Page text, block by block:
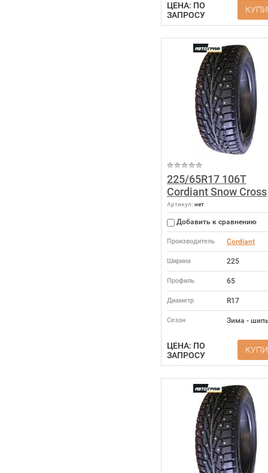
ЦЕНА: ПО
ЗАПРОСУ
225/65R17 106T
Cordiant Snow Cross
Артикул: нет
Добавить к сравнению
Производитель Cordiant
Ширина 225
Профиль 65
Диаметр R17
Сезон Зима -
ЦЕНА: ПО
ЗАПРОСУ